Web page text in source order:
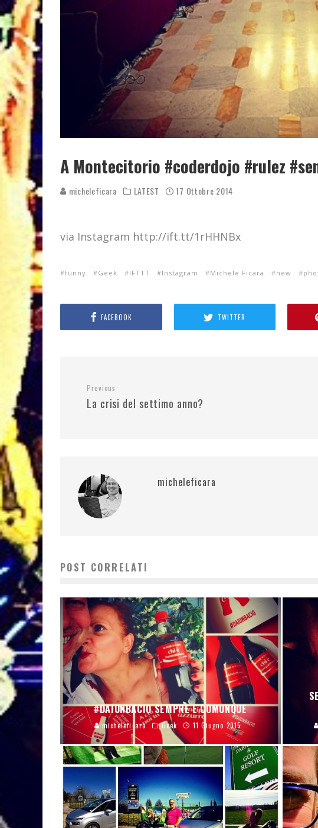
A Montecitorio #coderdojo #rulez
micheleficara LATEST 17 Ottobre 2014
via Instagram http://ift.tt/1rHHNBx
funny Geek IFTTT Instagram Michele Ficara new
FACEBOOK TWITTER
Previous
La crisi del settimo anno?
micheleficara
POST CORRELATI
#DAIUNBACIO SEMPRE E COMUNQUE
micheleficara Geek 11 Giugno 2015